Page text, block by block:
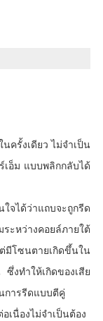
ครั้งเดียว ไม่จำเป็น
เอ็ม แบบพลิกกลับได้
จได้ว่าแถบจะถูกรีด
ะหว่างคอยล์ภายใต้
มีโซนตายเกิดขึ้นใน
งทำให้เกิดของเสีย
การรีดแบบตีคู่
เนื่องไม่จำเป็นต้อง